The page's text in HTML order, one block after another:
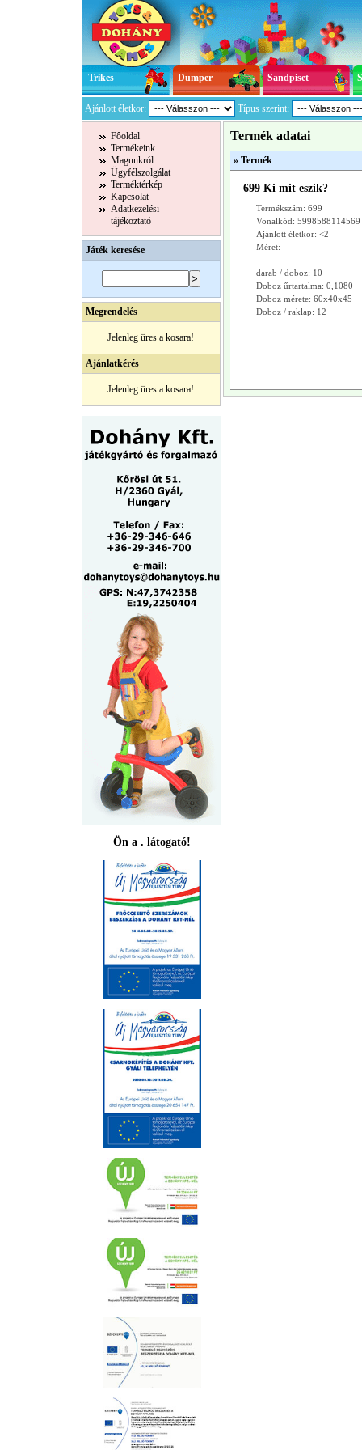
Trikes Dumper Sandpiset
Ajánlott életkor: Típus szerint:
Fôoldal
Termékeink
Magunkról
Ügyfélszolgálat
Terméktérkép
Kapcsolat
Adatkezelési
tájékoztató
Játék keresése
Megrendelés
Jelenleg üres a kosara!
Ajánlatkérés
Jelenleg üres a kosara!
Ön a . látogató!
Termék adatai
» Termék
699 Ki mit eszik?
Termékszám: 699
Vonalkód: 5998588114569
Ajánlott életkor: <2
Méret:
darab / doboz: 10
Doboz űrtartalma: 0,1080
Doboz mérete: 60x40x45
Doboz / raklap: 12